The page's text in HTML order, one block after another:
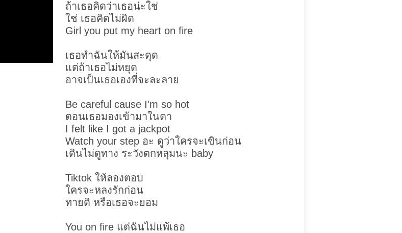
ถ้าเธอคิดว่าเธอน่ะใช่
ใช่ เธอคิดไม่ผิด
Girl you put my heart on fire
เธอทำฉันให้มันสะดุด
แต่ถ้าเธอไม่หยุด
อาจเป็นเธอเองที่จะละลาย
Be careful cause I'm so hot
ตอนเธอมองเข้ามาในตา
I felt like I got a jackpot
Watch your step อะ ดูว่าใครจะเขินก่อน
เดินไม่ดูทาง ระวังตกหลุมนะ baby
Tiktok ให้ลองตอบ
ใครจะหลงรักก่อน
ทายดิ หรือเธอจะยอม
You on fire แต่ฉันไม่แพ้เธอ